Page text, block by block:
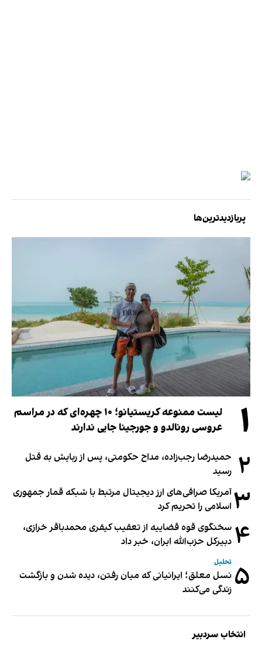
پربازدیدترین‌ها
۱
لیست ممنوعه کریستیانو؛ ۱۰ چهره‌ای که در مراسم
عروسی رونالدو و جورجینا جایی ندارند
۲ حمیدرضا رجب‌زاده، مداح حکومتی، پس از ربایش به قتل
رسید
۳آمریکا صرافی‌های ارز دیجیتال مرتبط با شبکه قمار جمهوری
اسلامی را تحریم کرد
۴ سخنگوی قوه قضاییه از تعقیب کیفری محمدباقر خرازی،
دبیر‌کل حزب‌الله ایران، خبر داد
۵ تحلیل
نسل معلق؛ ایرانیانی که میان رفتن، دیده شدن و بازگشت
زندگی می‌کنند
انتخاب سردبیر